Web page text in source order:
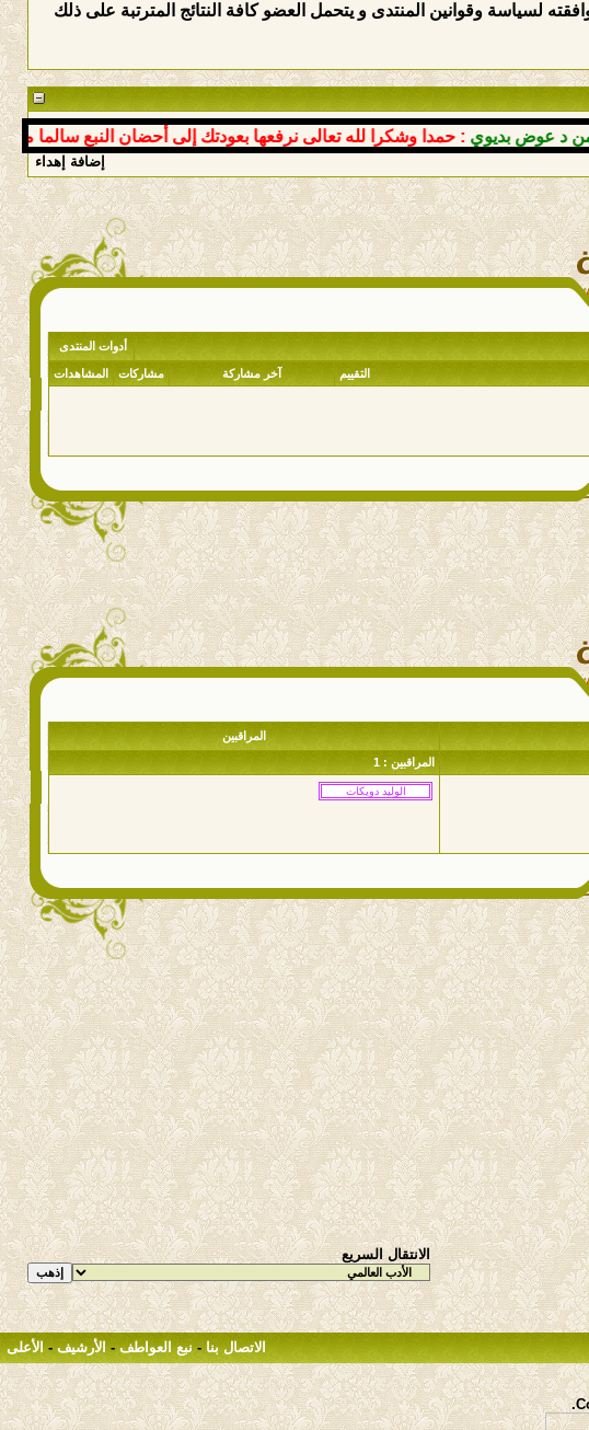
لسياسة وقوانين المنتدى و يتحمل العضو كافة النتائج المترتبة على ذلك
عوض بديوي : حمدا وشكرا لله تعالى نرفعها بعودتك إلى أحضان النبع سالما
إضافة إهداء
أدوات المنتدى
التقييم آخر مشاركة مشاركات المشاهدات
المراقبين
المراقبين : 1
الانتقال السريع
الاتصال بنا - نبع العواطف - الأرشيف - الأعلى